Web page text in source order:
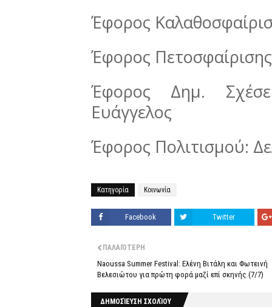
Έφορος
Έφορος
Έφορος Δημ.
Ευάγγελος
Έφορος Πολιτισμού:
Κατηγορία Κοινωνία
Facebook Twitter
ΠΑΛΑΙΌΤΕΡΗ
Naoussa Summer Festival: Ελένη Βιτάλη και Φωτεινή
Βελεσιώτου για πρώτη φορά μαζί επί σκηνής (7/7)
ΔΗΜΟΣΊΕΥΣΗ ΣΧΟΛΊΟΥ